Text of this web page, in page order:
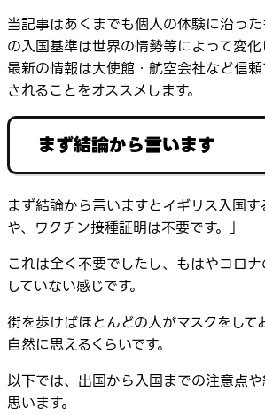
当記事はあくまでも個人の体験に沿っ
の入国基準は世界の情勢等によって変
最新の情報は大使館・航空会社など信
されることをオススメします。
まず結論から言います
まず結論から言いますとイギリス入国
や、ワクチン接種証明は不要です。」
これは全く不要でしたし、もはやコロ
していない感じです。
街を歩けばほとんどの人がマスクをして
自然に思えるくらいです。
以下では、出国から入国までの注意点
思います。